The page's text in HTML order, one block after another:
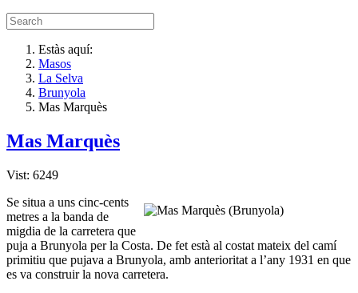
Estàs aquí:
Masos
La Selva
Brunyola
Mas Marquès
Mas Marquès
Vist: 6249
Se situa a uns cinc-cents
metres a la banda de
migdia de la carretera que
puja a Brunyola per la Costa. De fet està al costat mateix del camí
primitiu que pujava a Brunyola, amb anterioritat a l’any 1931 en que
es va construir la nova carretera.